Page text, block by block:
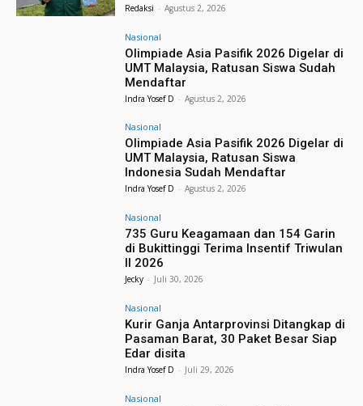
Redaksi - Agustus 2, 2026
Nasional
Olimpiade Asia Pasifik 2026 Digelar di
UMT Malaysia, Ratusan Siswa Sudah
Mendaftar
Indra Yosef D - Agustus 2, 2026
Nasional
Olimpiade Asia Pasifik 2026 Digelar di
UMT Malaysia, Ratusan Siswa
Indonesia Sudah Mendaftar
Indra Yosef D - Agustus 2, 2026
Nasional
735 Guru Keagamaan dan 154 Garin
di Bukittinggi Terima Insentif Triwulan
II 2026
Jecky - Juli 30, 2026
Nasional
Kurir Ganja Antarprovinsi Ditangkap di
Pasaman Barat, 30 Paket Besar Siap
Edar disita
Indra Yosef D - Juli 29, 2026
Nasional